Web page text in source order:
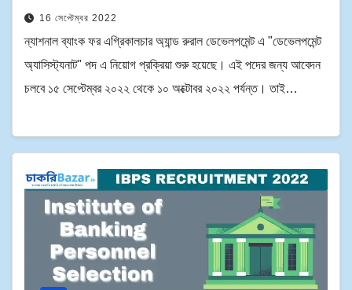
16 সেপ্টেম্বর 2022
ন্যাশনাল ব্যাংক ফর এগ্রিকালচার অ্যান্ড রুরাল ডেভেলপমেন্ট এ "ডেভেলপমেন্ট
অ্যাসিস্ট্যনাট" পদ এ নিয়োগ প্রক্রিয়া শুরু হয়েছে। এই পদের জন্য আবেদন
চলবে ১৫ সেপ্টেম্বর ২০২২ থেকে ১০ অক্টোবর ২০২২ পর্যন্ত। তাই…